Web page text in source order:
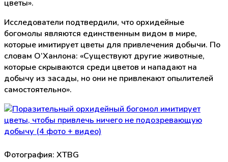
цветы».
Исследователи подтвердили, что орхидейные
богомолы являются единственным видом в мире,
которые имитирует цветы для привлечения добычи. По
словам О’Ханлона: «Существуют другие животные,
которые скрываются среди цветов и нападают на
добычу из засады, но они не привлекают опылителей
самостоятельно».
Фотография: XTBG